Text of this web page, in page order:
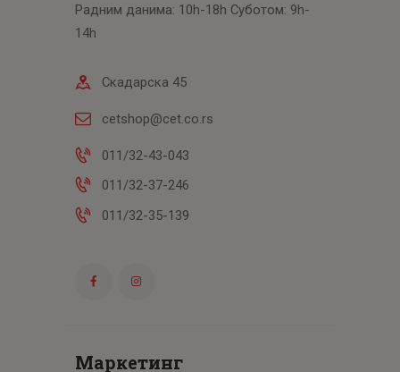
Радним данима: 10h-18h Суботом: 9h-
14h
Скадарска 45
cetshop@cet.co.rs
011/32-43-043
011/32-37-246
011/32-35-139
Маркетинг